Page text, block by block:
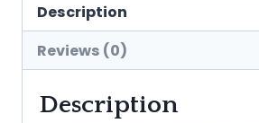
Description
Reviews (0)
Description